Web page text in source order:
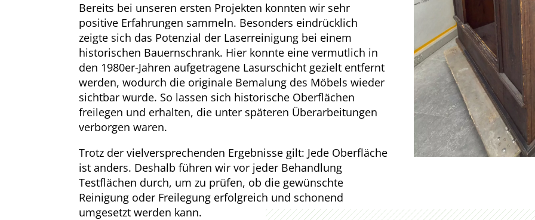
Bereits bei unseren ersten Projekten konnten wir sehr
positive Erfahrungen sammeln. Besonders eindrücklich
zeigte sich das Potenzial der Laserreinigung bei einem
historischen Bauernschrank. Hier konnte eine vermutlich in
den 1980er-Jahren aufgetragene Lasurschicht gezielt entfernt
werden, wodurch die originale Bemalung des Möbels wieder
sichtbar wurde. So lassen sich historische Oberflächen
freilegen und erhalten, die unter späteren Überarbeitungen
verborgen waren.
Trotz der vielversprechenden Ergebnisse gilt: Jede Oberfläche
ist anders. Deshalb führen wir vor jeder Behandlung
Testflächen durch, um zu prüfen, ob die gewünschte
Reinigung oder Freilegung erfolgreich und schonend
umgesetzt werden kann.